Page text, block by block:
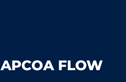
APCOA FLOW